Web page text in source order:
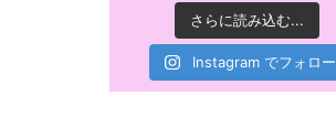
さらに読み込む...
Instagram でフォロー